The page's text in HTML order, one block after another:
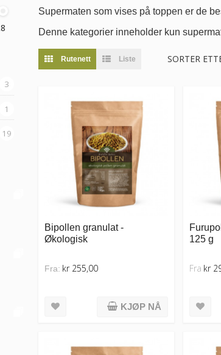
Supermaten som vises på toppen er de
Denne kategorier inneholder kun
Rutenett Liste SORTER
Bipollen granulat -
Økologisk
Fra: kr 255,00
KJØP NÅ
125 g
Fra kr
3
1
19